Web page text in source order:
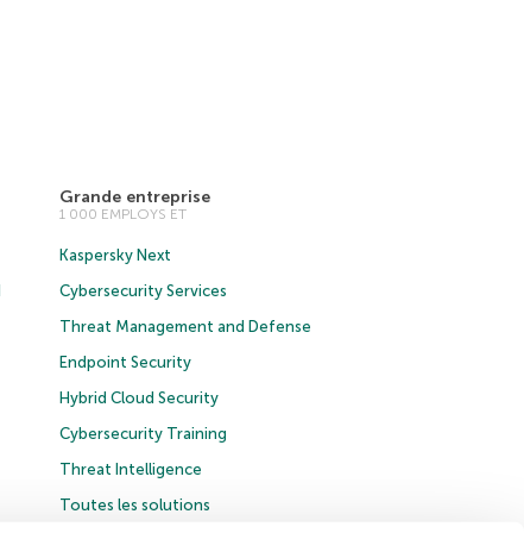
Grande entreprise
1 000 EMPLOYS ET
Kaspersky Next
Cybersecurity Services
Threat Management and Defense
Endpoint Security
Hybrid Cloud Security
Cybersecurity Training
Threat Intelligence
Toutes les solutions